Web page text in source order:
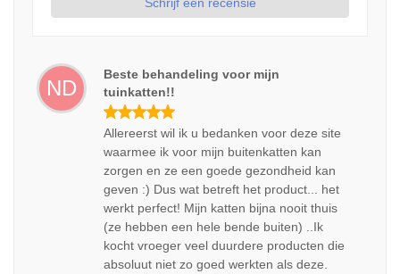
ND
Beste behandeling voor mijn
tuinkatten!!
Allereerst wil ik u bedanken voor deze site
waarmee ik voor mijn buitenkatten kan
zorgen en ze een goede gezondheid kan
geven :) Dus wat betreft het product... het
werkt perfect! Mijn katten bijna nooit thuis
(ze hebben een hele bende buiten) ..Ik
kocht vroeger veel duurdere producten die
absoluut niet zo goed werkten als deze.